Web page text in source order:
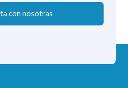
con nosotras